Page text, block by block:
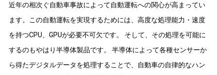
近年の相次ぐ自動車事故によって自動運転への関心が高まってい
ます。この自動運転を実現するためには、高度な処理能力・速度
を持つCPU、GPUが必要不可欠です。 そして、その処理を可能に
するのもやはり半導体製品です。 半導体によって各種センサーか
ら得たデジタルデータを処理することで、自動車の自律的なハン